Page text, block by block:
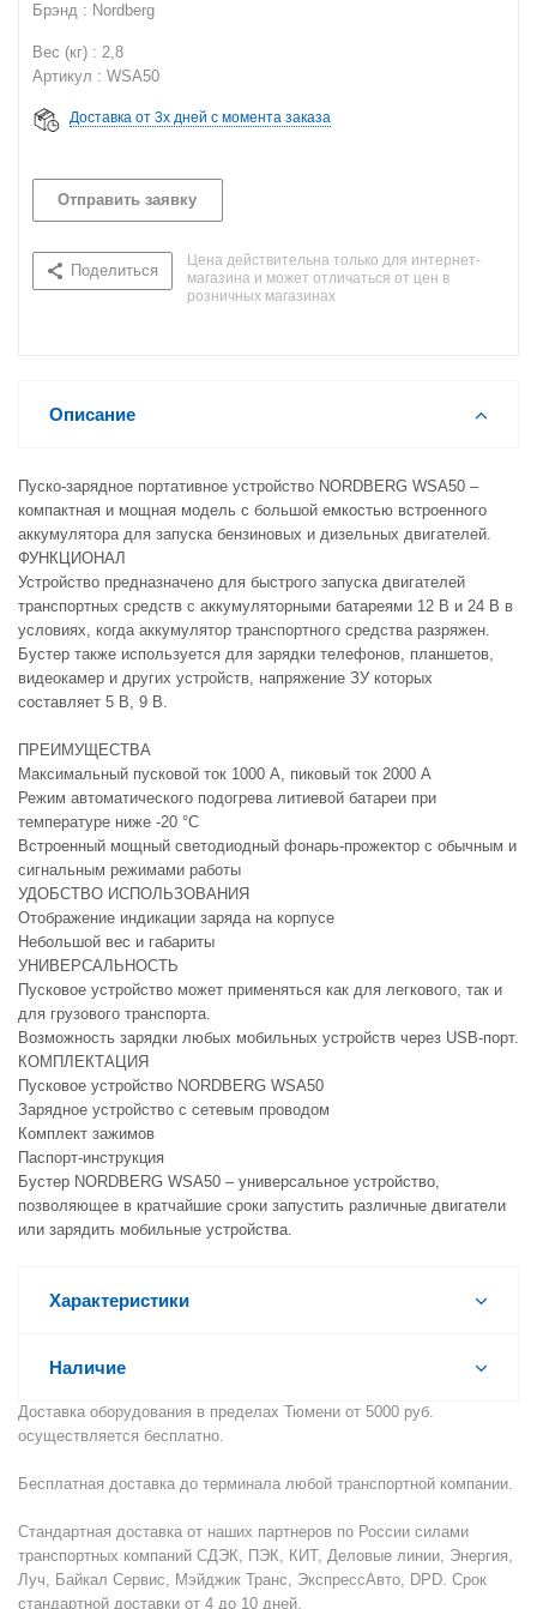
Брэнд : Nordberg
Вес (кг) : 2,8
Артикул : WSA50
Доставка от 3х дней с момента заказа
Отправить заявку
Поделиться
Цена действительна только для интернет-
магазина и может отличаться от цен в
розничных магазинах
Описание
Пуско-зарядное портативное устройство NORDBERG WSA50 –
компактная и мощная модель с большой емкостью встроенного
аккумулятора для запуска бензиновых и дизельных двигателей.
ФУНКЦИОНАЛ
Устройство предназначено для быстрого запуска двигателей
транспортных средств с аккумуляторными батареями 12 В и 24 В в
условиях, когда аккумулятор транспортного средства разряжен.
Бустер также используется для зарядки телефонов, планшетов,
видеокамер и других устройств, напряжение ЗУ которых
составляет 5 В, 9 В.
ПРЕИМУЩЕСТВА
Максимальный пусковой ток 1000 А, пиковый ток 2000 А
Режим автоматического подогрева литиевой батареи при
температуре ниже -20 °С
Встроенный мощный светодиодный фонарь-прожектор с обычным и
сигнальным режимами работы
УДОБСТВО ИСПОЛЬЗОВАНИЯ
Отображение индикации заряда на корпусе
Небольшой вес и габариты
УНИВЕРСАЛЬНОСТЬ
Пусковое устройство может применяться как для легкового, так и
для грузового транспорта.
Возможность зарядки любых мобильных устройств через USB-порт.
КОМПЛЕКТАЦИЯ
Пусковое устройство NORDBERG WSA50
Зарядное устройство с сетевым проводом
Комплект зажимов
Паспорт-инструкция
Бустер NORDBERG WSA50 – универсальное устройство,
позволяющее в кратчайшие сроки запустить различные двигатели
или зарядить мобильные устройства.
Характеристики
Наличие
Доставка оборудования в пределах Тюмени от 5000 руб.
осуществляется бесплатно.
Бесплатная доставка до терминала любой транспортной компании.
Стандартная доставка от наших партнеров по России силами
транспортных компаний СДЭК, ПЭК, КИТ, Деловые линии, Энергия,
Луч, Байкал Сервис, Мэйджик Транс, ЭкспрессАвто, DPD. Срок
стандартной доставки от 4 до 10 дней.